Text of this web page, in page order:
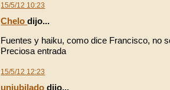
15/5/12 10:23
Chelodijo...
Fuentes y haiku, como dice Francisco, no
Preciosa entrada
15/5/12 12:23
unjubilado dijo...